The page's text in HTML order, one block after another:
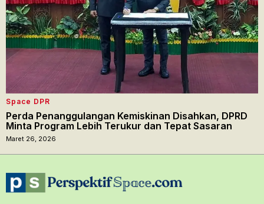
Space DPR
Perda Penanggulangan Kemiskinan Disahkan, DPRD
Minta Program Lebih Terukur dan Tepat Sasaran
Maret 26, 2026